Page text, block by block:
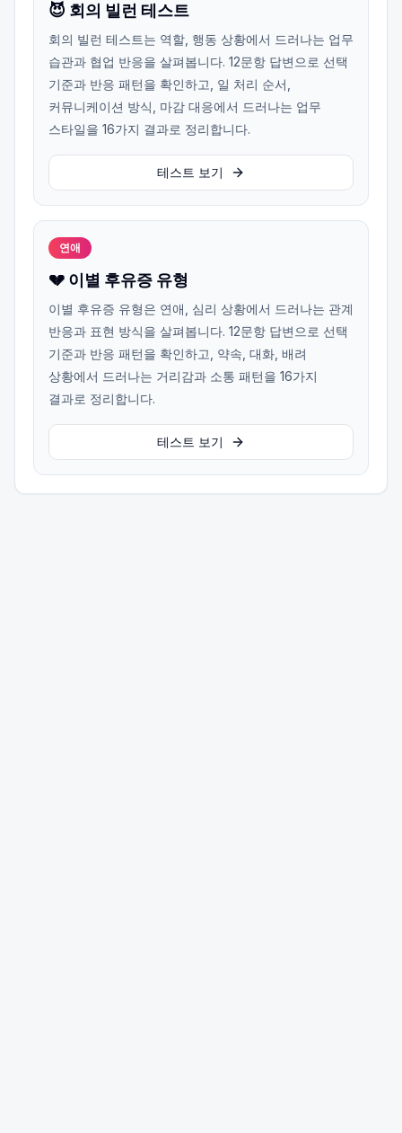
😈 회의 빌런 테스트
회의 빌런 테스트는 역할, 행동 상황에서 드러나는 업무
습관과 협업 반응을 살펴봅니다. 12문항 답변으로 선택
기준과 반응 패턴을 확인하고, 일 처리 순서,
커뮤니케이션 방식, 마감 대응에서 드러나는 업무
스타일을 16가지 결과로 정리합니다.
테스트 보기
연애
💔 이별 후유증 유형
이별 후유증 유형은 연애, 심리 상황에서 드러나는 관계
반응과 표현 방식을 살펴봅니다. 12문항 답변으로 선택
기준과 반응 패턴을 확인하고, 약속, 대화, 배려
상황에서 드러나는 거리감과 소통 패턴을 16가지
결과로 정리합니다.
테스트 보기